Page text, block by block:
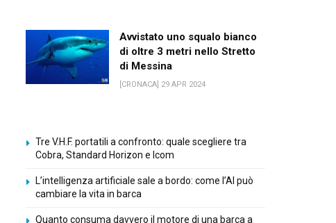
Avvistato uno squalo bianco
di oltre 3 metri nello Stretto
di Messina
[CRONACA] 29 APR 2024
Tre V.H.F. portatili a confronto: quale scegliere tra
Cobra, Standard Horizon e Icom
L’intelligenza artificiale sale a bordo: come l’AI può
cambiare la vita in barca
Quanto consuma davvero il motore di una barca a